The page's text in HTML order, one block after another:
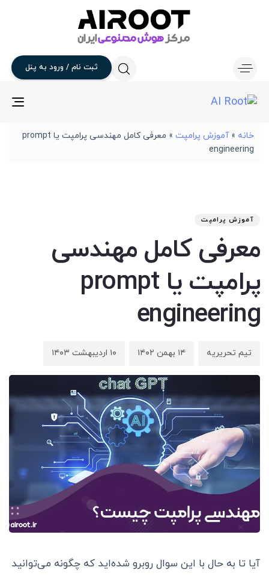
ثبت نام / ورود به پنل
خانه »آموزش پرامپت »
معرفی کامل مهندسی پرامپت یا prompt
engineering
آموزش پرامپت
معرفی کامل مهندسی
پرامپت یا prompt
engineering
تیم تحریریه ۱۴ بهمن ۱۴۰۲ ۱۰ اردیبهشت ۱۴۰۳
آیا تا به حال با این سوال روبرو شده‌اید که چگونه می‌توانید